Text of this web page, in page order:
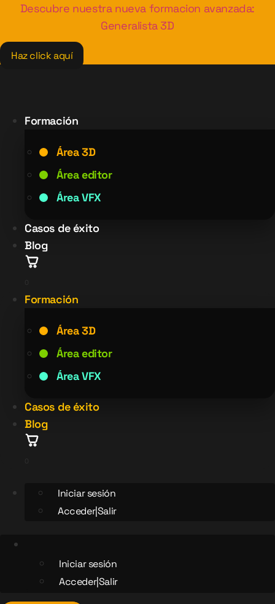
contenido
Descubre nuestra nueva formacion avanzada:
Generalista 3D
Haz click aquí
Formación
Área 3D
Área editor
Área VFX
Casos de éxito
Blog
Formación
Área 3D
Área editor
Área VFX
Casos de éxito
Blog
Iniciar sesión
Acceder|Salir
Iniciar sesión
Acceder|Salir